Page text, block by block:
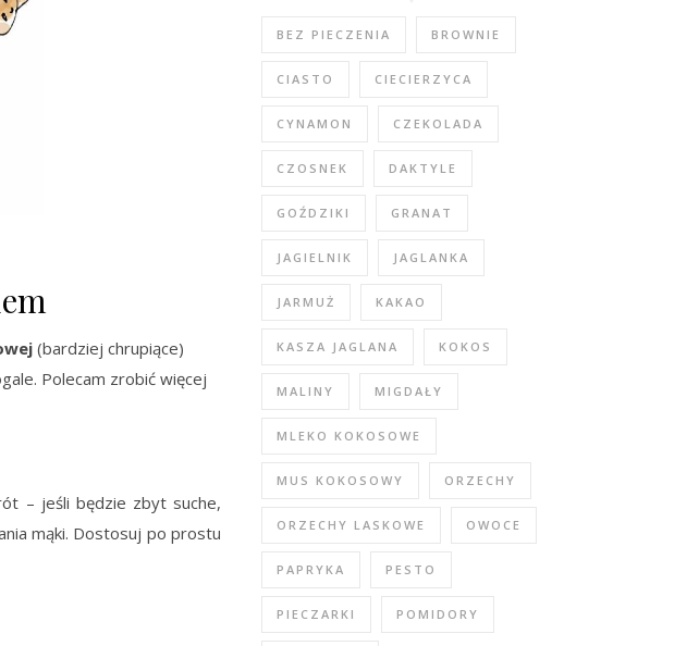
(bardziej chrupiące)
Polecam zrobić więcej
– jeśli będzie zbyt suche,
mąki. Dostosuj po prostu
BEZ PIECZENIA BROWNIE
CIASTO CIECIERZYCA
CYNAMON CZEKOLADA
CZOSNEK DAKTYLE
GOŹDZIKI GRANAT
JAGIELNIK JAGLANKA
JARMUŻ KAKAO
KASZA JAGLANA KOKOS
MALINY MIGDAŁY
MLEKO KOKOSOWE
MUS KOKOSOWY ORZECHY
ORZECHY LASKOWE OWOCE
PAPRYKA PESTO
PIECZARKI POMIDORY